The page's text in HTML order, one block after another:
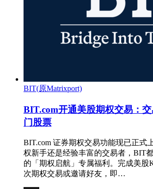
BIT(原Matrixport)
BIT.com开通美股期权交易：
门股票
BIT.com 证券期权交易功能现已正式
权新手还是经验丰富的交易者，BIT
的「期权启航」专属福利。完成美股
次期权交易或邀请好友，即…